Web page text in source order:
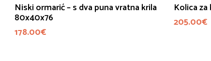
Niski ormarić – s dva puna vratna krila
80x40x76
178.00€
Kolica
205.00€